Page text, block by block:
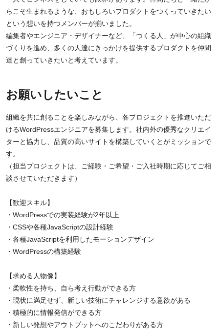
らこそ生まれるような、おもしろいプロダクトをつくっていきたい
という想いを持つメンバーが揃いました。
編集者やエンジニア・デザイナーなど、「つくる人」が中心の組織
づくりを進め、多くの人達にきっかけを提供するプロダクトを仲間
達と創っていきたいと考えています。
お願いしたいこと
組織を共に創ることを楽しみながら、各プロジェクトを推進いただ
けるWordPressエンジニアを募集します。社内外の優秀なクリエイ
ターと協力し、品質の高いサイトを構築していくとがミッションで
す。
（担当プロジェクトは、ご経験・ご希望・ご入社時期に応じてご相
談させていただきます）
【歓迎スキル】
・WordPressでの実装経験が2年以上
・CSSや各種JavaScriptの設計経験
・各種JavaScriptを利用したモーションデザイン
・WordPressの構築経験
【求める人物像】
・柔軟性を持ち、自ら考え行動ができる方
・現状に満足せず、新しい技術にチャレンジする意欲がある
・積極的に情報発信ができる方
・新しい発想やアウトプットへのこだわりがある方